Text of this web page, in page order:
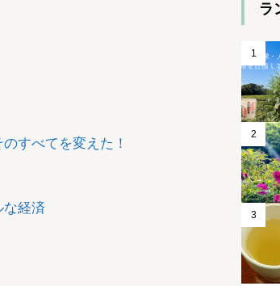
すべてを変えた！
な経済
ラ
1
2
3